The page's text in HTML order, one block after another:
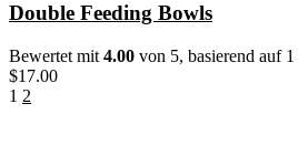
Double Feeding Bowls
Bewertet mit 4.00 von 5, basierend auf 1
$17.00
1 2